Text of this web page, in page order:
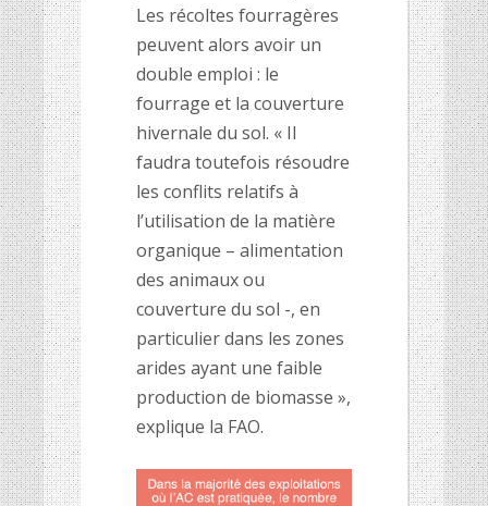
Les récoltes fourragères
peuvent alors avoir un
double emploi : le
fourrage et la couverture
hivernale du sol. « Il
faudra toutefois résoudre
les conflits relatifs à
l’utilisation de la matière
organique – alimentation
des animaux ou
couverture du sol -, en
particulier dans les zones
arides ayant une faible
production de biomasse »,
explique la FAO.